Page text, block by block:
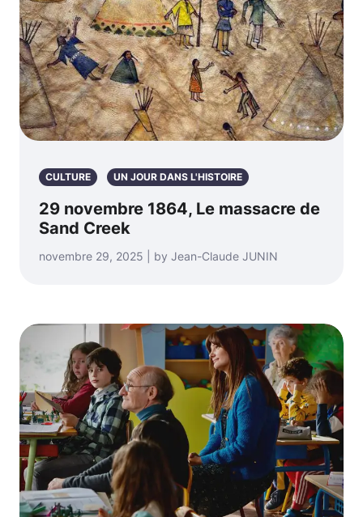
CULTURE UN JOUR DANS L'HISTOIRE
29 novembre 1864, Le massacre de
Sand Creek
novembre 29, 2025 | by Jean-Claude JUNIN